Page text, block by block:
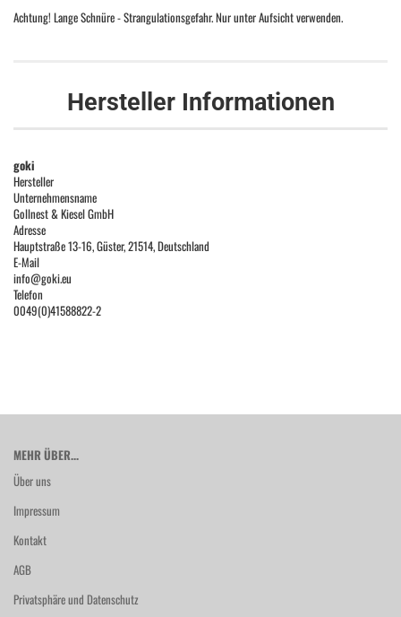
Achtung! Lange Schnüre - Strangulationsgefahr. Nur unter Aufsicht verwenden.
Hersteller Informationen
goki
Hersteller
Unternehmensname
Gollnest & Kiesel GmbH
Adresse
Hauptstraße 13-16, Güster, 21514, Deutschland
E-Mail
info@goki.eu
Telefon
0049(0)41588822-2
MEHR ÜBER...
Über uns
Impressum
Kontakt
AGB
Privatsphäre und Datenschutz